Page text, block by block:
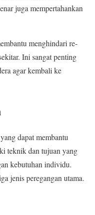
juga mempertahankan
menghindari re-
Ini sangat penting
agar kembali ke
dapat membantu
teknik dan tujuan yang
kebutuhan individu.
jenis peregangan utama.